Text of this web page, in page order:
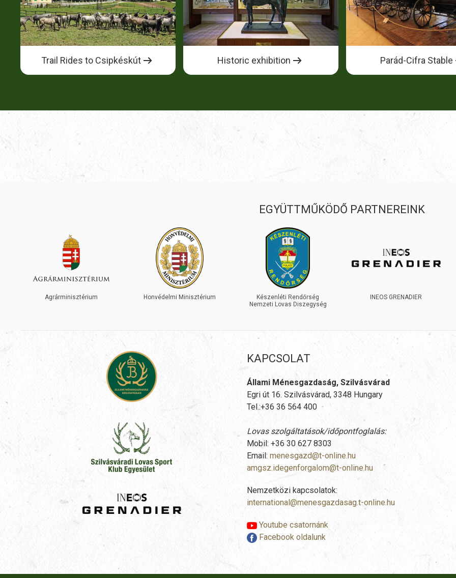
Trail Rides to Csipkéskút Historic exhibition Parád-Cifra Stable
EGYÜTTMŰKÖDŐ PARTNEREINK
Agrárminisztérium Honvédelmi Minisztérium
Készenléti Rendőrség
Nemzeti Lovas Diszegység
INEOS GRENADIER
KAPCSOLAT
Állami Ménesgazdaság, Szilvásvárad
Egri út 16. Szilvásvárad, 3348 Hungary
Tel.:+36 36 564 400
Lovas szolgáltatások/időpontfoglalás:
Mobil: +36 30 627 8303
Email:menesgazd@t-online.hu
amgsz.idegenforgalom@t-online.hu
Nemzetközi kapcsolatok:
international@menesgazdasag.t-online.hu
Youtube csatornánk
Facebook oldalunk